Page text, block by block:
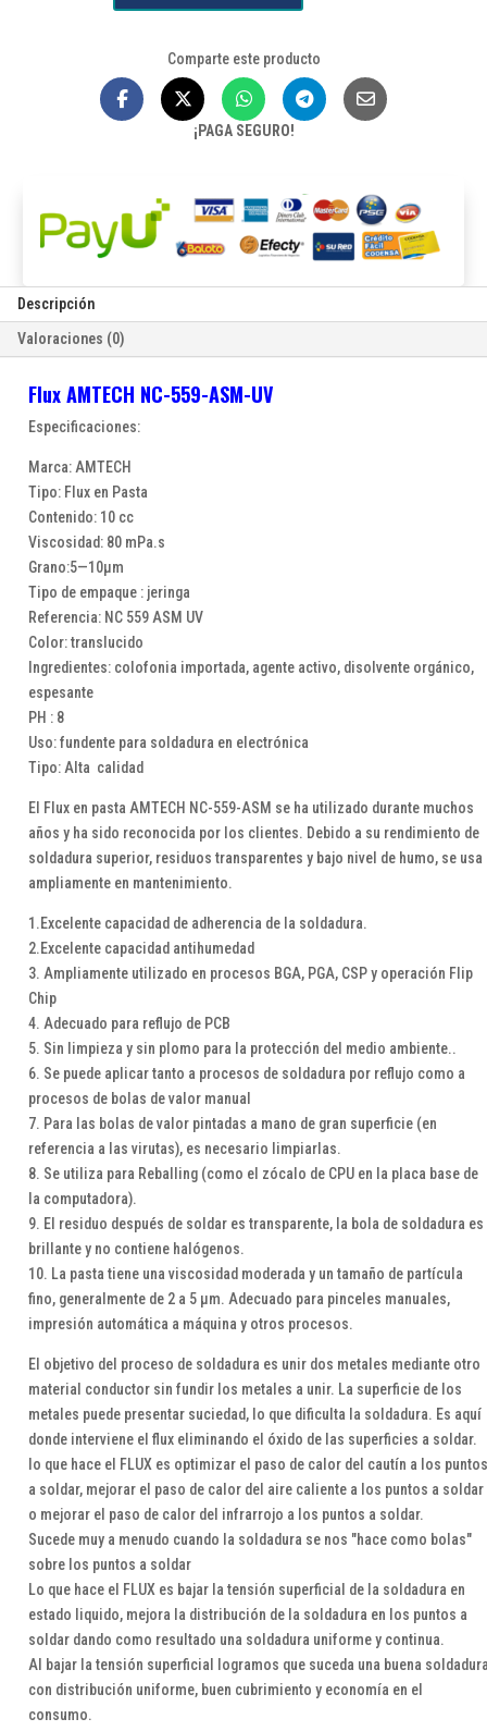
Comparte este producto
¡PAGA SEGURO!
Descripción
Valoraciones (0)
Flux AMTECH NC-559-ASM-UV
Especificaciones:
Marca: AMTECH
Tipo: Flux en Pasta
Contenido: 10 cc
Viscosidad: 80 mPa.s
Grano:5—10μm
Tipo de empaque : jeringa
Referencia: NC 559 ASM UV
Color: translucido
Ingredientes: colofonia importada, agente activo, disolvente orgánico,
espesante
PH : 8
Uso: fundente para soldadura en electrónica
Tipo: Alta calidad
El Flux en pasta AMTECH NC-559-ASM se ha utilizado durante muchos
años y ha sido reconocida por los clientes. Debido a su rendimiento de
soldadura superior, residuos transparentes y bajo nivel de humo, se usa
ampliamente en mantenimiento.
1.Excelente capacidad de adherencia de la soldadura.
2.Excelente capacidad antihumedad
3. Ampliamente utilizado en procesos BGA, PGA, CSP y operación Flip
Chip
4. Adecuado para reflujo de PCB
5. Sin limpieza y sin plomo para la protección del medio ambiente..
6. Se puede aplicar tanto a procesos de soldadura por reflujo como a
procesos de bolas de valor manual
7. Para las bolas de valor pintadas a mano de gran superficie (en
referencia a las virutas), es necesario limpiarlas.
8. Se utiliza para Reballing (como el zócalo de CPU en la placa base de
la computadora).
9. El residuo después de soldar es transparente, la bola de soldadura es
brillante y no contiene halógenos.
10. La pasta tiene una viscosidad moderada y un tamaño de partícula
fino, generalmente de 2 a 5 µm. Adecuado para pinceles manuales,
impresión automática a máquina y otros procesos.
El objetivo del proceso de soldadura es unir dos metales mediante otro
material conductor sin fundir los metales a unir. La superficie de los
metales puede presentar suciedad, lo que dificulta la soldadura. Es aquí
donde interviene el flux eliminando el óxido de las superficies a soldar.
lo que hace el FLUX es optimizar el paso de calor del cautín a los puntos
a soldar, mejorar el paso de calor del aire caliente a los puntos a soldar
o mejorar el paso de calor del infrarrojo a los puntos a soldar.
Sucede muy a menudo cuando la soldadura se nos "hace como bolas"
sobre los puntos a soldar
Lo que hace el FLUX es bajar la tensión superficial de la soldadura en
estado liquido, mejora la distribución de la soldadura en los puntos a
soldar dando como resultado una soldadura uniforme y continua.
Al bajar la tensión superficial logramos que suceda una buena
con distribución uniforme, buen cubrimiento y economía en el
consumo.